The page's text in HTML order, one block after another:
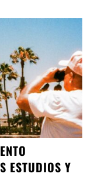
ESTUDIOS Y